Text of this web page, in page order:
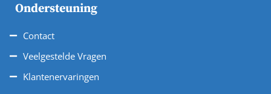
Ondersteuning
Contact
Veelgestelde Vragen
Klantenervaringen